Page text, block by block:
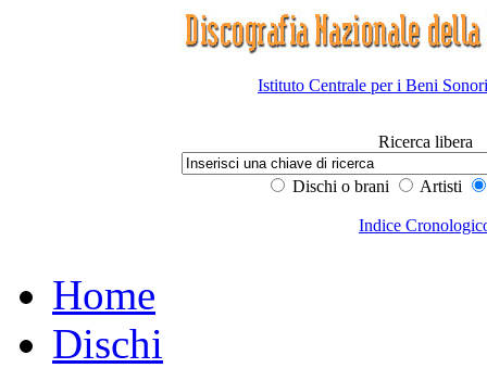
Istituto Centrale per i Beni
Ricerca libera
Dischi o brani Artisti
Indice
Home
Dischi